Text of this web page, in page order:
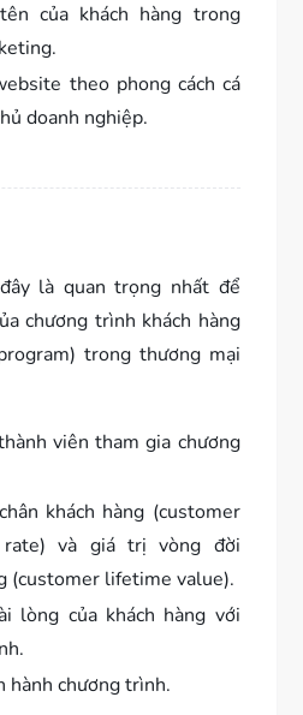
của khách hàng trong
theo phong cách cá
doanh nghiệp.
là quan trọng nhất để
chương trình khách hàng
trong thương mại
viên tham gia chương
khách hàng (customer
rate) và giá trị vòng đời
(customer lifetime value).
lòng của khách hàng với
hành chương trình.